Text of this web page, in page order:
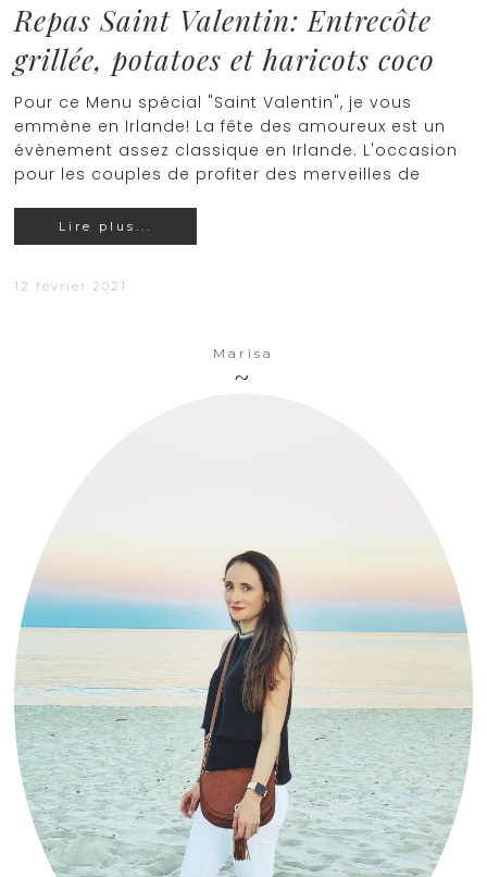
Repas Saint Valentin: Entrecôte
grillée, potatoes et haricots coco
Pour ce Menu spécial "Saint Valentin", je vous
emmène en Irlande! La fête des amoureux est un
évènement assez classique en Irlande. L'occasion
pour les couples de profiter des merveilles de
Lire plus...
12 février 2021
Marisa